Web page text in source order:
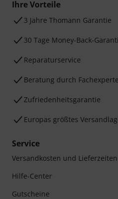
Ihre Vorteile
3 Jahre Thomann Garantie
30 Tage Money-Back-
Reparaturservice
Beratung durch
Zufriedenheitsgarantie
Europas größtes
Service
Versandkosten und Lieferzeiten
Hilfe-Center
Gutscheine